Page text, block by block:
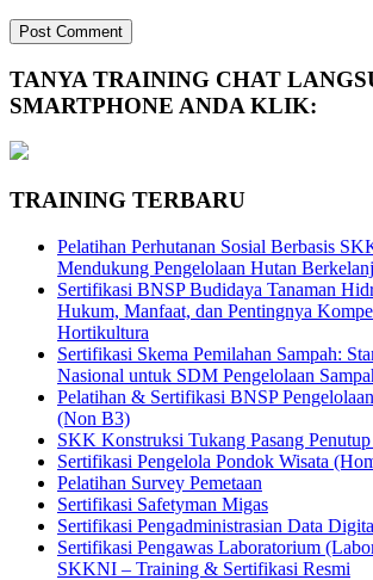
TANYA TRAINING CHAT
SMARTPHONE ANDA KLIK:
TRAINING TERBARU
Pelatihan Perhutanan Sosial Berbasis
Mendukung Pengelolaan Hutan
Sertifikasi BNSP Budidaya Tanaman
Hukum, Manfaat, dan Pentingnya
Hortikultura
Sertifikasi Skema Pemilahan Sampah:
Nasional untuk SDM Pengelolaan
Pelatihan & Sertifikasi BNSP
(Non B3)
SKK Konstruksi Tukang Pasang
Sertifikasi Pengelola Pondok Wisata
Pelatihan Survey Pemetaan
Sertifikasi Safetyman Migas
Sertifikasi Pengadministrasian Data
Sertifikasi Pengawas Laboratorium
SKKNI – Training & Sertifikasi Resmi